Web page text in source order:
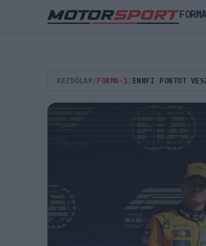
KEZDŐLAP FORMA-1 ENNYI PONTOT